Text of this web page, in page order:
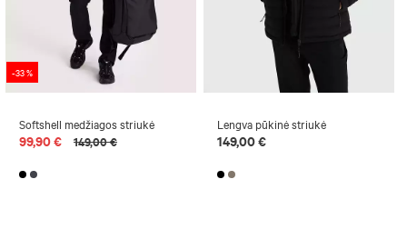
-33 %
Softshell medžiagos striukė
99,90 € 149,00 €
Lengva pūkinė striukė
149,00 €